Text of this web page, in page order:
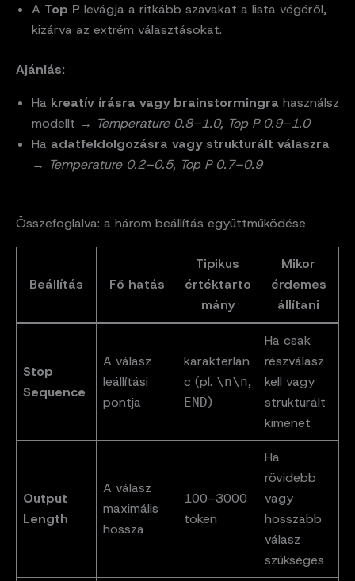
A Top P levágja a ritkább szavakat a lista végéről,
kizárva az extrém választásokat.
Ajánlás:
Ha kreatív írásra vagy brainstormingra használsz
modellt → Temperature 0.8–1.0, Top P 0.9–1.0
Ha adatfeldolgozásra vagy strukturált válaszra
→ Temperature 0.2–0.5, Top P 0.7–0.9
Összefoglalva: a három beállítás együttműködése
Beállítás Fő hatás
Tipikus
értéktarto
mány
Mikor
érdemes
állítani
Stop
Sequence
A válasz
leállítási
pontja
karakterlán
c (pl. \n\n,
END)
Ha csak
részválasz
kell vagy
strukturált
kimenet
Output
Length
A válasz
maximális
hossza
100–3000
token
Ha
rövidebb
vagy
hosszabb
válasz
szükséges